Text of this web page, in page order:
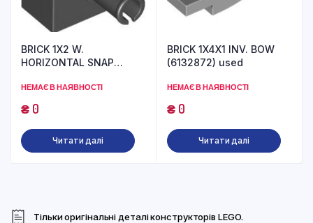
BRICK 1X2 W.
HORIZONTAL SNAP
НЕМАЄ В НАЯВНОСТІ
₴0
Читати далі
BRICK 1X4X1 INV. BOW
(6132872) used
НЕМАЄ В НАЯВНОСТІ
₴0
Читати далі
Тільки оригінальні деталі конструкторів LEGO.